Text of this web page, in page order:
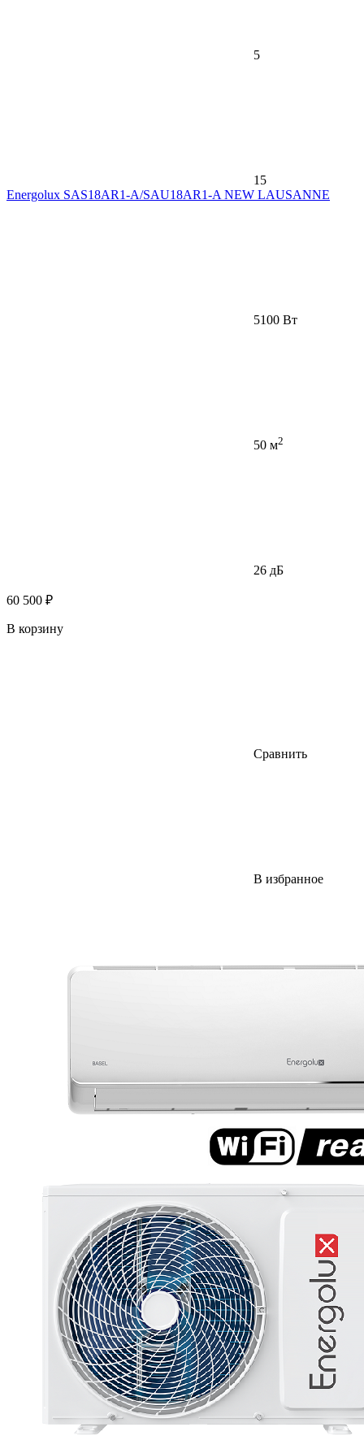
5
15
Energolux SAS18AR1-A/SAU18AR1-A NEW LAUSANNE
5100 Вт
50 м2
26 дБ
60 500 ₽
В корзину
Сравнить
В избранное